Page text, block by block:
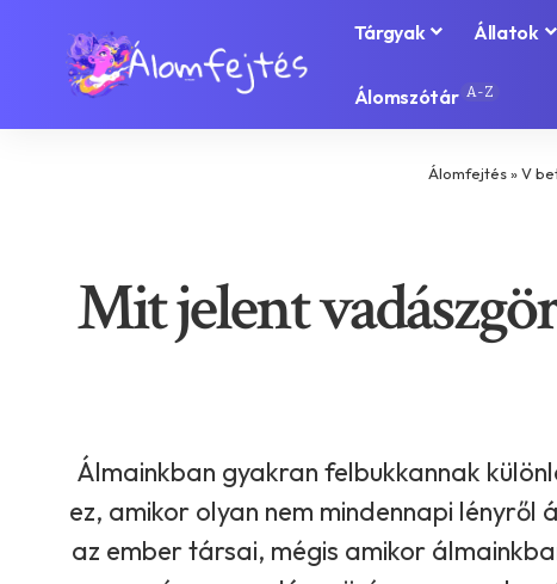
Tárgyak Állatok
Álomszótár A-Z
Álomfejtés»V
Mit jelent
Álmainkban gyakran felbukkannak
ez, amikor olyan nem mindennapi
az ember társai, mégis amikor